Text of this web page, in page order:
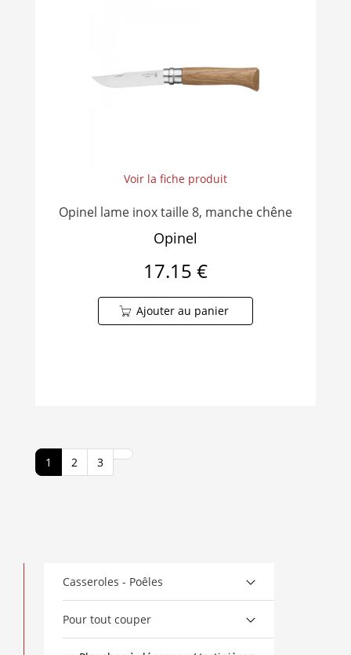
Voir la fiche produit
Opinel lame inox taille 8, manche chêne
Opinel
17.15 €
Ajouter au panier
1 2 3
Casseroles - Poêles
Pour tout couper